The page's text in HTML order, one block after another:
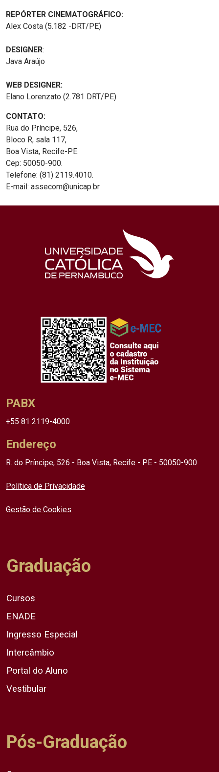
REPÓRTER CINEMATOGRÁFICO:
Alex Costa (5.182 -DRT/PE)
DESIGNER:
Java Araújo
WEB DESIGNER:
Elano Lorenzato (2.781 DRT/PE)
CONTATO:
Rua do Príncipe, 526,
Bloco R, sala 117,
Boa Vista, Recife-PE.
Cep: 50050-900.
Telefone: (81) 2119.4010.
E-mail: assecom@unicap.br
PABX
+55 81 2119-4000
Endereço
R. do Príncipe, 526 - Boa Vista, Recife - PE - 50050-900
Política de Privacidade
Gestão de Cookies
Graduação
Cursos
ENADE
Ingresso Especial
Intercâmbio
Portal do Aluno
Vestibular
Pós-Graduação